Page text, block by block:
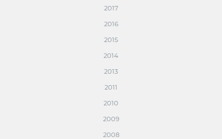
2017
2016
2015
2014
2013
2011
2010
2009
2008